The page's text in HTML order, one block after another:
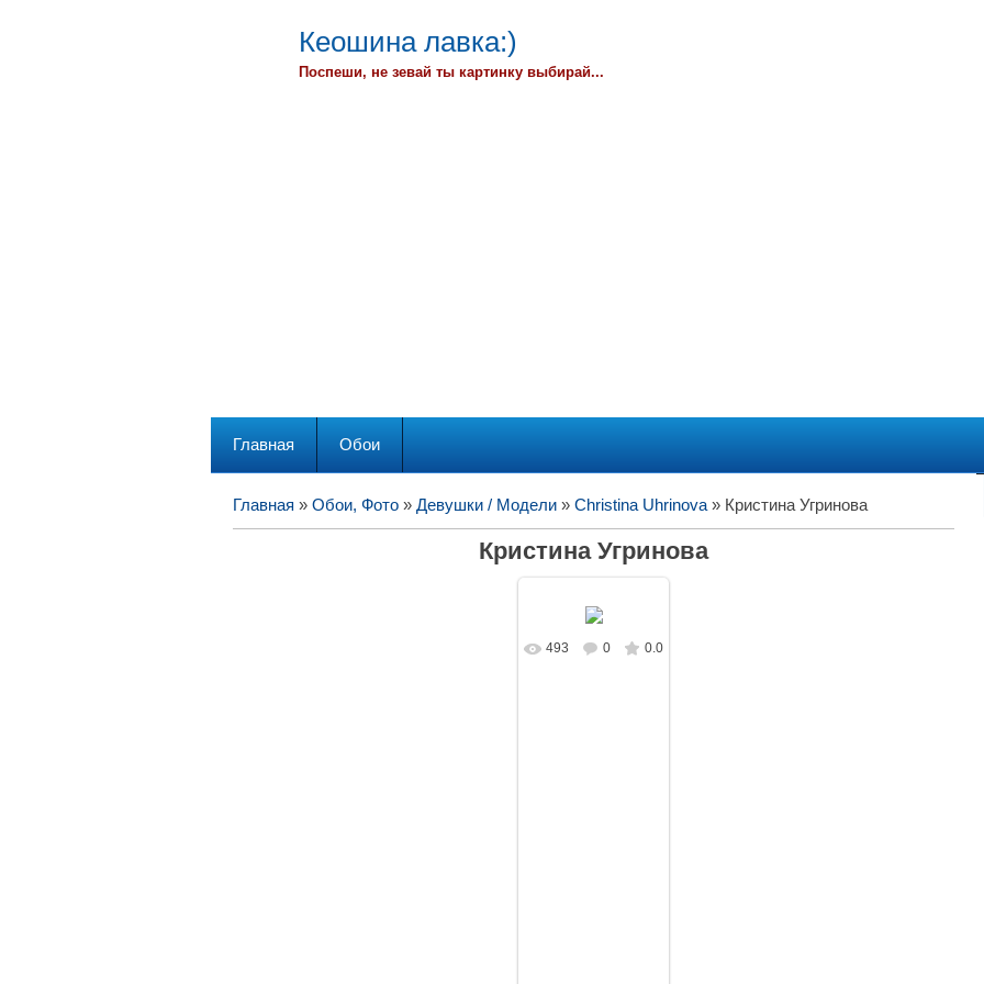
Кеошина лавка:)
Поспеши, не зевай ты картинку выбирай...
Главная Обои
Главная » Обои, Фото » Девушки / Модели » Christina Uhrinova » Кристина Угринова
Кристина Угринова
В реальном
493 0 0.0